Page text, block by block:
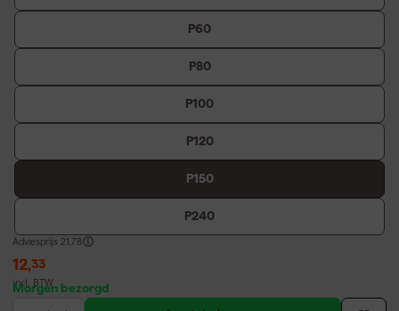
P60
P80
P100
P120
P150
P240
Adviesprijs 21,78
12,33
incl. BTW
Morgen bezorgd